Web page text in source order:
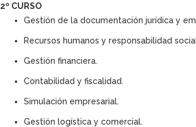
2º CURSO
Gestión de la documentación jurídica y
Recursos humanos y responsabilidad
Gestión financiera.
Contabilidad y fiscalidad.
Simulación empresarial.
Gestión logística y comercial.